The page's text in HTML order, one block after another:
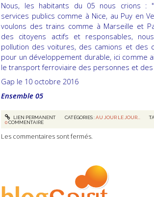
Nous, les habitants du 05 nous crions :
services publics comme à Nice, au Puy en
voulons des trains comme à Marseille et
des citoyens actifs et responsables,
pollution des voitures, des camions et des
pour un développement durable, ici comme
le transport ferroviaire des personnes et des
Gap le 10 octobre 2016
Ensemble 05
LIEN PERMANENT CATÉGORIES :AU JOUR LE JOUR...
0COMMENTAIRE
Les commentaires sont fermés.